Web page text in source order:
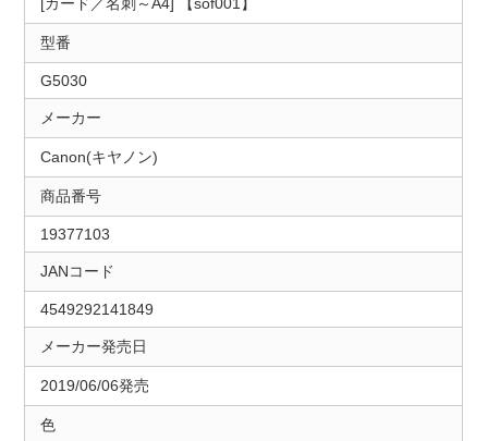
型番
G5030
メーカー
Canon(キヤノン)
商品番号
19377103
JANコード
4549292141849
メーカー発売日
2019/06/06発売
色